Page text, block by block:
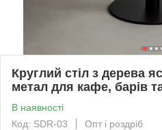
Круглий стіл з дерева
метал для кафе, барів
В наявності
Код: SDR-03
Опт і роздріб